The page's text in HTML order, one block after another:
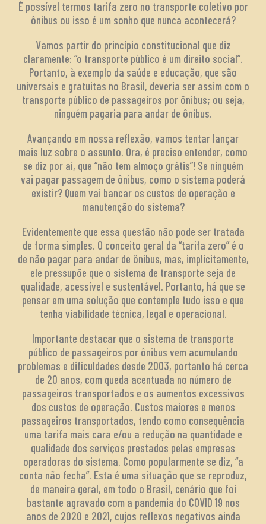
É possível termos tarifa zero no transporte coletivo por
ônibus ou isso é um sonho que nunca acontecerá?
Vamos partir do princípio constitucional que diz
claramente: “o transporte público é um direito social”.
Portanto, à exemplo da saúde e educação, que são
universais e gratuitas no Brasil, deveria ser assim com o
transporte público de passageiros por ônibus; ou seja,
ninguém pagaria para andar de ônibus.
Avançando em nossa reflexão, vamos tentar lançar
mais luz sobre o assunto. Ora, é preciso entender, como
se diz por aí, que “não tem almoço grátis”! Se ninguém
vai pagar passagem de ônibus, como o sistema poderá
existir? Quem vai bancar os custos de operação e
manutenção do sistema?
Evidentemente que essa questão não pode ser tratada
de forma simples. O conceito geral da “tarifa zero” é o
de não pagar para andar de ônibus, mas, implicitamente,
ele pressupõe que o sistema de transporte seja de
qualidade, acessível e sustentável. Portanto, há que se
pensar em uma solução que contemple tudo isso e que
tenha viabilidade técnica, legal e operacional.
Importante destacar que o sistema de transporte
público de passageiros por ônibus vem acumulando
problemas e dificuldades desde 2003, portanto há cerca
de 20 anos, com queda acentuada no número de
passageiros transportados e os aumentos excessivos
dos custos de operação. Custos maiores e menos
passageiros transportados, tendo como consequência
uma tarifa mais cara e/ou a redução na quantidade e
qualidade dos serviços prestados pelas empresas
operadoras do sistema. Como popularmente se diz, “a
conta não fecha”. Esta é uma situação que se reproduz,
de maneira geral, em todo o Brasil, cenário que foi
bastante agravado com a pandemia do COVID 19 nos
anos de 2020 e 2021, cujos reflexos negativos ainda